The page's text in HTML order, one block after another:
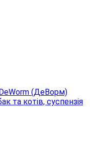
(ДеВорм)
та котів, суспензія